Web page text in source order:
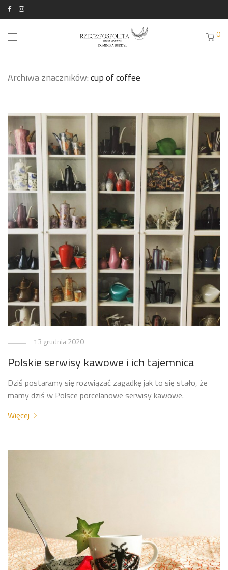
0
Archiwa znaczników: cup of coffee
13 grudnia 2020
Polskie serwisy kawowe i ich tajemnica
Dziś postaramy się rozwiązać zagadkę jak to się stało, że
mamy dziś w Polsce porcelanowe serwisy kawowe.
Więcej